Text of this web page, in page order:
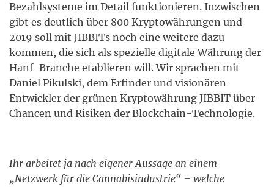
Bezahlsysteme im Detail funktionieren. Inzwischen
gibt es deutlich über 800 Kryptowährungen und
2019 soll mit JIBBITs noch eine weitere dazu
kommen, die sich als spezielle digitale Währung der
Hanf-Branche etablieren will. Wir sprachen mit
Daniel Pikulski, dem Erfinder und visionären
Entwickler der grünen Kryptowährung JIBBIT über
Chancen und Risiken der Blockchain-Technologie.
Ihr arbeitet ja nach eigener Aussage an einem
„Netzwerk für die Cannabisindustrie“ – welche